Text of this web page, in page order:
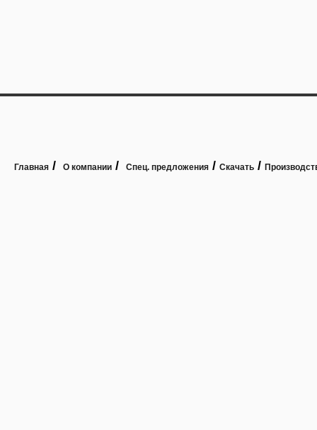
Главная / О компании / Спец. предложения / Скачать /